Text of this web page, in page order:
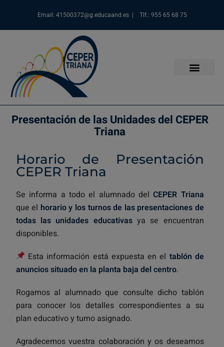
Email: 41500372@g.educaand.es | Tlf.: 955 65 68 75
Presentación de las Unidades del CEPER
Triana
Horario de Presentación
CEPER Triana
Se informa a todo el alumnado delCEPER Triana
que el horario y los turnos de las presentaciones de
todas las unidades educativasya se encuentran
disponibles.
Esta información está expuesta en el tablón de
anuncios situado en la planta baja del centro.
Rogamos al alumnado que consulte dicho tablón
para conocer los detalles correspondientes a su
plan educativo y turno asignado.
Agradecemos vuestra colaboración y os deseamos